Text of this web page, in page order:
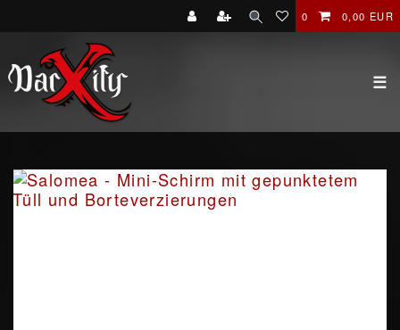
0 0,00 EUR
☰